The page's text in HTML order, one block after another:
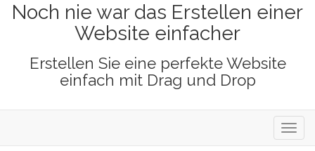
Noch nie war das Erstellen einer
Website einfacher
Erstellen Sie eine perfekte Website
einfach mit Drag und Drop
ein-/